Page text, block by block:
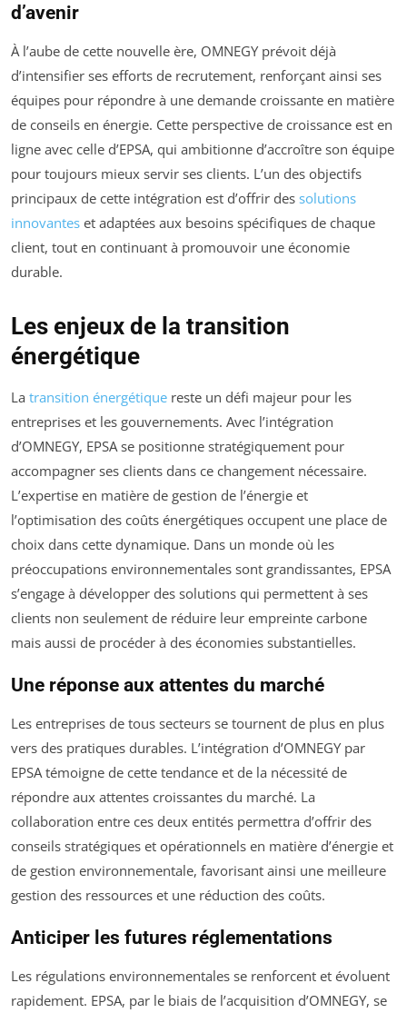
d’avenir
À l’aube de cette nouvelle ère, OMNEGY prévoit déjà
d’intensifier ses efforts de recrutement, renforçant ainsi ses
équipes pour répondre à une demande croissante en matière
de conseils en énergie. Cette perspective de croissance est en
ligne avec celle d’EPSA, qui ambitionne d’accroître son équipe
pour toujours mieux servir ses clients. L’un des objectifs
principaux de cette intégration est d’offrir des solutions
innovantes et adaptées aux besoins spécifiques de chaque
client, tout en continuant à promouvoir une économie
durable.
Les enjeux de la transition
énergétique
La transition énergétique reste un défi majeur pour les
entreprises et les gouvernements. Avec l’intégration
d’OMNEGY, EPSA se positionne stratégiquement pour
accompagner ses clients dans ce changement nécessaire.
L’expertise en matière de gestion de l’énergie et
l’optimisation des coûts énergétiques occupent une place de
choix dans cette dynamique. Dans un monde où les
préoccupations environnementales sont grandissantes, EPSA
s’engage à développer des solutions qui permettent à ses
clients non seulement de réduire leur empreinte carbone
mais aussi de procéder à des économies substantielles.
Une réponse aux attentes du marché
Les entreprises de tous secteurs se tournent de plus en plus
vers des pratiques durables. L’intégration d’OMNEGY par
EPSA témoigne de cette tendance et de la nécessité de
répondre aux attentes croissantes du marché. La
collaboration entre ces deux entités permettra d’offrir des
conseils stratégiques et opérationnels en matière d’énergie et
de gestion environnementale, favorisant ainsi une meilleure
gestion des ressources et une réduction des coûts.
Anticiper les futures réglementations
Les régulations environnementales se renforcent et évoluent
rapidement. EPSA, par le biais de l’acquisition d’OMNEGY, se